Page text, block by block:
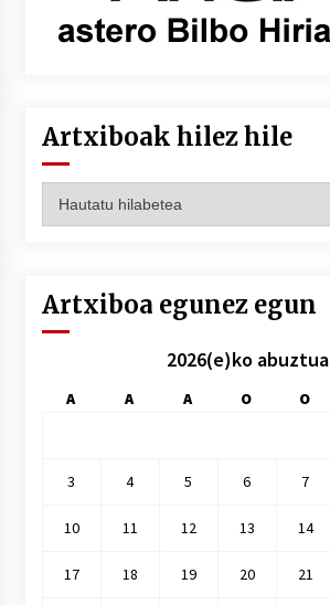
Artxiboak hilez hile
hilez
Artxiboa egunez egun
2026(e)ko abuztua
A A A O O
3 4 5 6 7
10 11 12 13 14
17 18 19 20 21